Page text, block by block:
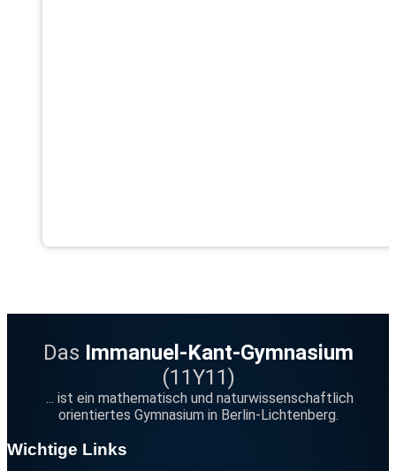
Das Immanuel-Kant-Gymnasium
(11Y11)
... ist ein mathematisch und naturwissenschaftlich
orientiertes Gymnasium in Berlin-Lichtenberg.
Footer
Wichtige Links